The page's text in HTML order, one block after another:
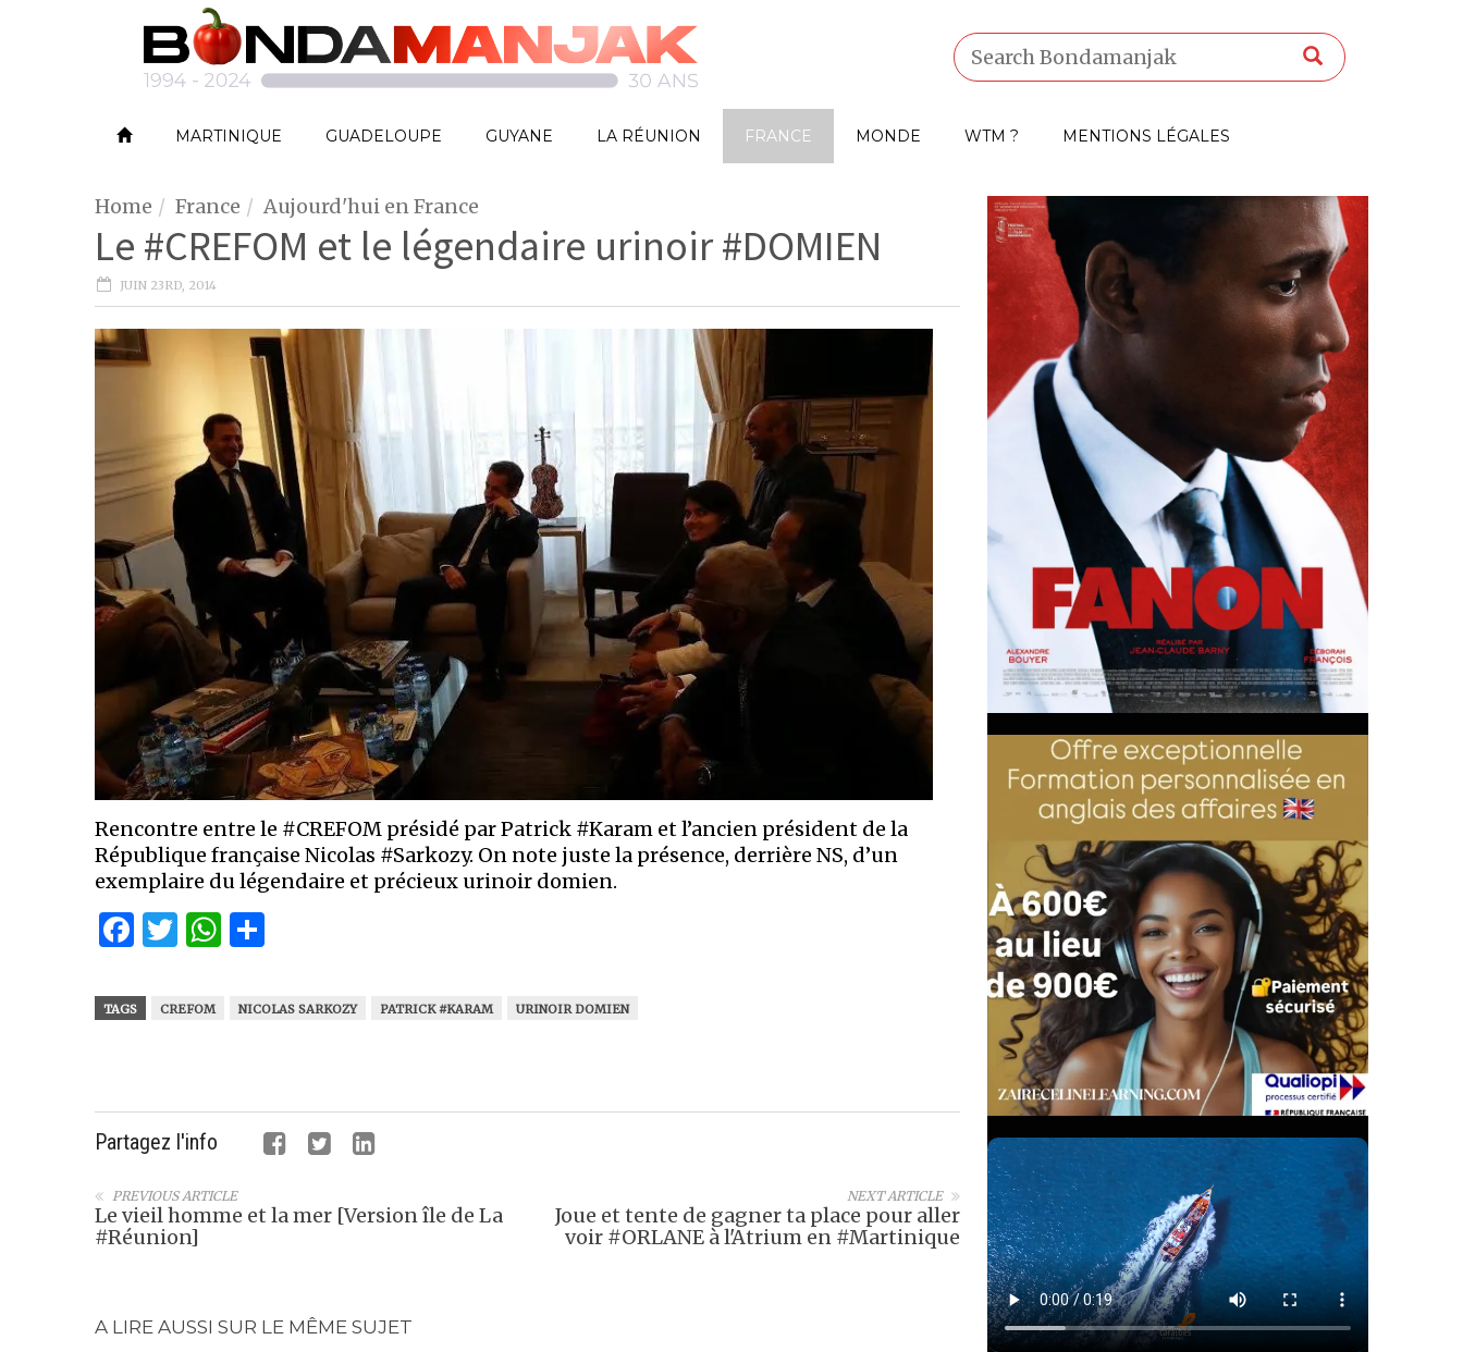
MARTINIQUE GUADELOUPE GUYANE LA RÉUNION FRANCE MONDE WTM ? MENTIONS LÉGALES
Home France Aujourd'hui en France
Le #CREFOM et le légendaire urinoir #DOMIEN
JUIN 23RD, 2014
Rencontre entre le #CREFOM présidé par Patrick #Karam et l’ancien président de la
République française Nicolas #Sarkozy. On note juste la présence, derrière NS, d’un
exemplaire du légendaire et précieux urinoir domien.
Facebook
Twitter
WhatsApp
TAGS CREFOM NICOLAS SARKOZY PATRICK #KARAM URINOIR DOMIEN
Partagez l'info
NEXT ARTICLE
Joue et tente de gagner ta place pour aller
voir #ORLANE à l'Atrium en #Martinique
PREVIOUS ARTICLE
Le vieil homme et la mer [Version île de La
#Réunion]
A LIRE AUSSI SUR LE MÊME SUJET